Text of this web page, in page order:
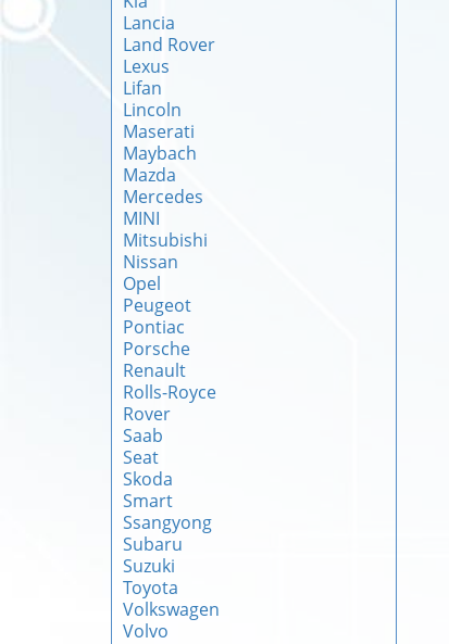
Lancia
Land Rover
Lexus
Lifan
Lincoln
Maserati
Maybach
Mazda
Mercedes
MINI
Mitsubishi
Nissan
Opel
Peugeot
Pontiac
Porsche
Renault
Rolls-Royce
Rover
Saab
Seat
Skoda
Smart
Ssangyong
Subaru
Suzuki
Toyota
Volkswagen
Volvo